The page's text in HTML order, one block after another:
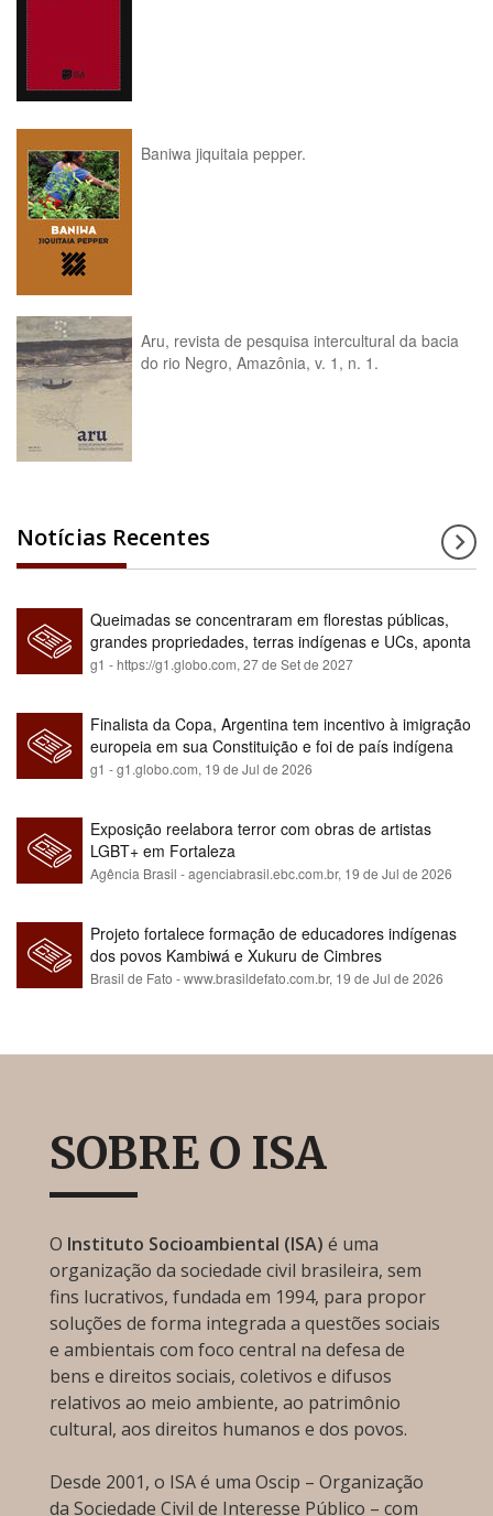
Baniwa jiquitaia pepper.
Aru, revista de pesquisa intercultural da bacia
do rio Negro, Amazônia, v. 1, n. 1.
Notícias Recentes
Queimadas se concentraram em florestas públicas,
grandes propriedades, terras indígenas e UCs, aponta
relatório
g1 - https://g1.globo.com, 27 de Set de 2027
Finalista da Copa, Argentina tem incentivo à imigração
europeia em sua Constituição e foi de país indígena
para maioria branca
g1 - g1.globo.com, 19 de Jul de 2026
Exposição reelabora terror com obras de artistas
LGBT+ em Fortaleza
Agência Brasil - agenciabrasil.ebc.com.br, 19 de Jul de 2026
Projeto fortalece formação de educadores indígenas
dos povos Kambiwá e Xukuru de Cimbres
Brasil de Fato - www.brasildefato.com.br, 19 de Jul de 2026
SOBRE O ISA
O Instituto Socioambiental (ISA) é uma
organização da sociedade civil brasileira, sem
fins lucrativos, fundada em 1994, para propor
soluções de forma integrada a questões sociais
e ambientais com foco central na defesa de
bens e direitos sociais, coletivos e difusos
relativos ao meio ambiente, ao patrimônio
cultural, aos direitos humanos e dos povos.
Desde 2001, o ISA é uma Oscip – Organização
da Sociedade Civil de Interesse Público – com